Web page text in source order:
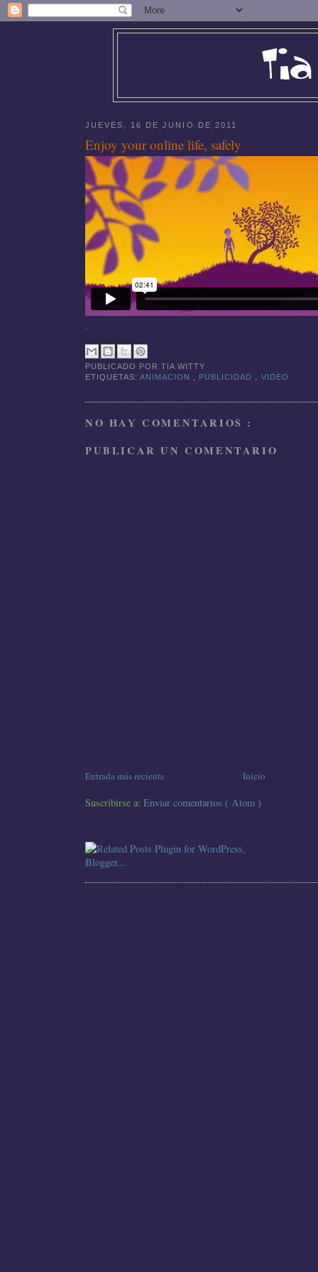
JUEVES, 16 DE JUNIO DE 2011
Enjoy your online life, safely
.
PUBLICADO PORTIA WITTY
ETIQUETAS:ANIMACION PUBLICIDAD VIDEO
NO HAY COMENTARIOS :
PUBLICAR UN COMENTARIO
Entrada más reciente Inicio
Suscribirse a: Enviar comentarios ( Atom )